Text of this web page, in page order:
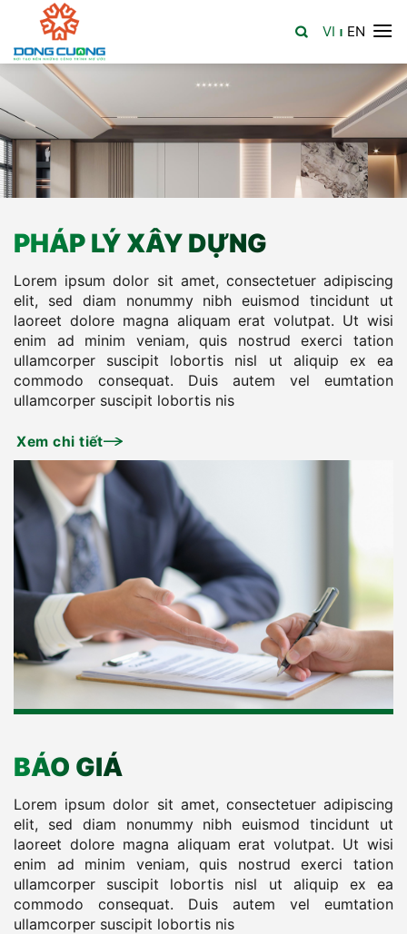
content
VI | EN
PHÁP LÝ XÂY DỰNG
Lorem ipsum dolor sit amet, consectetuer adipiscing
elit, sed diam nonummy nibh euismod tincidunt ut
laoreet dolore magna aliquam erat volutpat. Ut wisi
enim ad minim veniam, quis nostrud exerci tation
ullamcorper suscipit lobortis nisl ut aliquip ex ea
commodo consequat. Duis autem vel eumtation
ullamcorper suscipit lobortis nis
Xem chi tiết
BÁO GIÁ
Lorem ipsum dolor sit amet, consectetuer adipiscing
elit, sed diam nonummy nibh euismod tincidunt ut
laoreet dolore magna aliquam erat volutpat. Ut wisi
enim ad minim veniam, quis nostrud exerci tation
ullamcorper suscipit lobortis nisl ut aliquip ex ea
commodo consequat. Duis autem vel eumtation
ullamcorper suscipit lobortis nis